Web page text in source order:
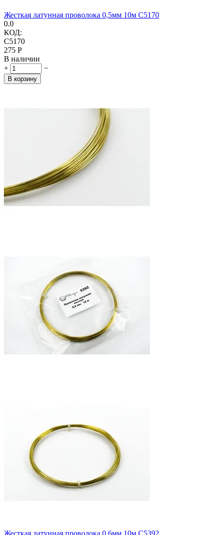
Жесткая латунная проволока 0,5мм 10м C5170
0.0
КОД:
C5170
‍275‍ Р
В наличии
+
−
В корзину
Жесткая латунная проволока 0,6мм 10м C5392